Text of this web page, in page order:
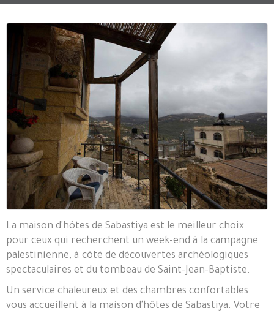
La maison d'hôtes de Sabastiya est le meilleur choix
pour ceux qui recherchent un week-end à la campagne
palestinienne, à côté de découvertes archéologiques
spectaculaires et du tombeau de Saint-Jean-Baptiste.
Un service chaleureux et des chambres confortables
vous accueillent à la maison d'hôtes de Sabastiya. Votre